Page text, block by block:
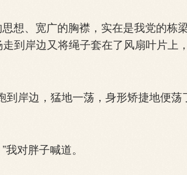
想、宽广的胸襟，实在是我党的栋
到岸边又将绳子套在了风扇叶片上
岸边，猛地一荡，身形矫捷地便荡
对胖子喊道。